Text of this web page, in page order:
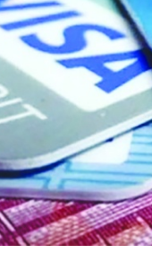
Birçok